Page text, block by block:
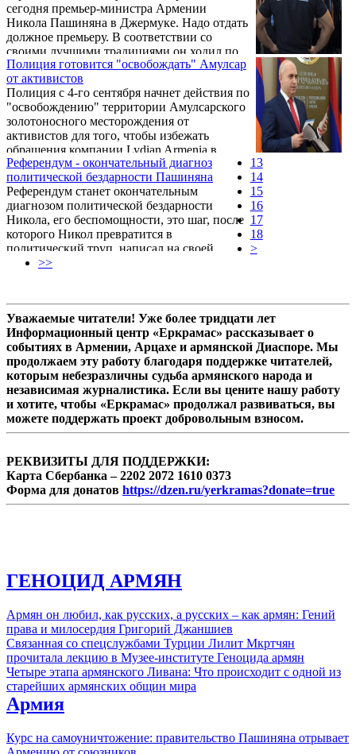
сегодня премьер-министра Армении
Никола Пашиняна в Джермуке. Надо отдать
должное премьеру. В соответствии со
своими лучшими традициями он ходил по
квартирам, убеждая джермукцев в
правильности подхода правительства.
Полиция готовится "освобождать" Амулсар
от активистов
Полиция с 4-го сентября начнет действия по
"освобождению" территории Амулсарского
золотоносного месторождения от
активистов для того, чтобы избежать
обращения компании Lydian Armenia в
Международный арбитражный суд, пишет в
пятницу газета "Жаманак" (Время).
Референдум - окончательный диагноз
политической бездарности Пашиняна
Референдум станет окончательным
диагнозом политической бездарности
Никола, его беспомощности, это шаг, после
которого Никол превратится в
политический труп, написал на своей
странице в ФБ вице-председатель РПА
13
14
15
16
17
18
>
>>
Уважаемые читатели! Уже более тридцати лет
Информационный центр «Еркрамас» рассказывает о
событиях в Армении, Арцахе и армянской Диаспоре. Мы
продолжаем эту работу благодаря поддержке читателей,
которым небезразличны судьба армянского народа и
независимая журналистика. Если вы цените нашу работу
и хотите, чтобы «Еркрамас» продолжал развиваться, вы
можете поддержать проект добровольным взносом.
РЕКВИЗИТЫ ДЛЯ ПОДДЕРЖКИ:
Карта Сбербанка – 2202 2072 1610 0373
Форма для донатов https://dzen.ru/yerkramas?donate=true
ГЕНОЦИД АРМЯН
Армян он любил, как русских, а русских – как армян: Гений
права и милосердия Григорий Джаншиев
Связанная со спецслужбами Турции Лилит Мкртчян
прочитала лекцию в Музее-институте Геноцида армян
Четыре этапа армянского Ливана: Что происходит с одной из
старейших армянских общин мира
Армия
Курс на самоуничтожение: правительство Пашиняна отрывает